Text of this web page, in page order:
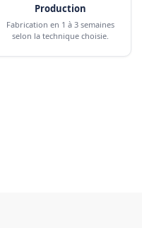
Production
Fabrication en 1 à 3 semaines
selon la technique choisie.